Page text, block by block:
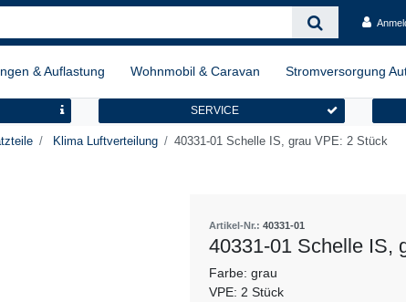
& Auflastung Wohnmobil & Caravan Stromversorgung
SERVICE
Klima Luftverteilung 40331-01 Schelle IS, grau VPE: 2 Stück
Artikel-Nr.: 40331-01
40331-01 Schelle IS,
Farbe: grau
VPE: 2 Stück